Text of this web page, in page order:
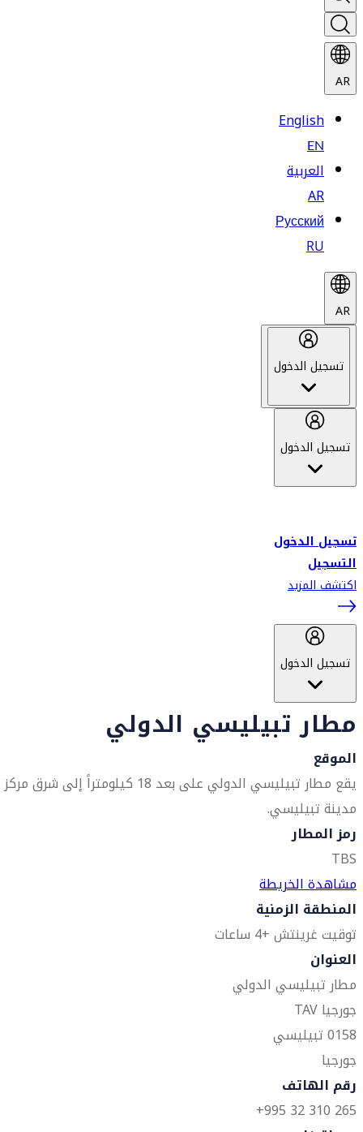
AR
English
EN
العربية
AR
Русский
RU
AR
تسجيل الدخول
تسجيل الدخول
تسجيل الدخول
التسجيل
اكتشف المزيد
تسجيل الدخول
مطار تبيليسي الدولي
الموقع
يقع مطار تبيليسي الدولي على بعد 18 كيلومتراً إلى شرق مركز
مدينة تبيليسي.
رمز المطار
TBS
مشاهدة الخريطة
المنطقة الزمنية
توقيت غرينتش +4 ساعات
العنوان
مطار تبيليسي الدولي
جورجيا TAV
0158 تبيليسي
جورجيا
رقم الهاتف
265 310 32 995+